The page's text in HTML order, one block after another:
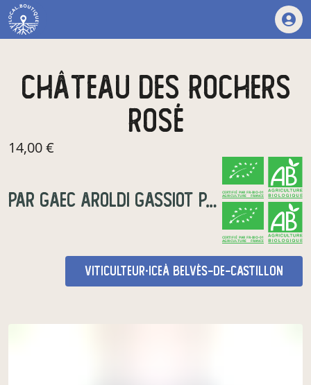
château des rochers
rosé
14,00 €
par Gaec AROLDI GASSIOT Patricia & Lilian
CERTIFIÉ PAR FR-BIO-01
AGRICULTURE FRANCE
CERTIFIÉ PAR FR-BIO-01
AGRICULTURE FRANCE
viticulteur·iceà Belvès-de-Castillon